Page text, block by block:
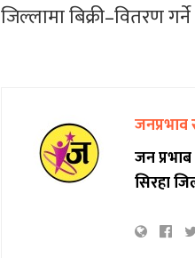
जिल्लामा बिक्री–वितरण
जनप्रभाव
जन
सिरहा